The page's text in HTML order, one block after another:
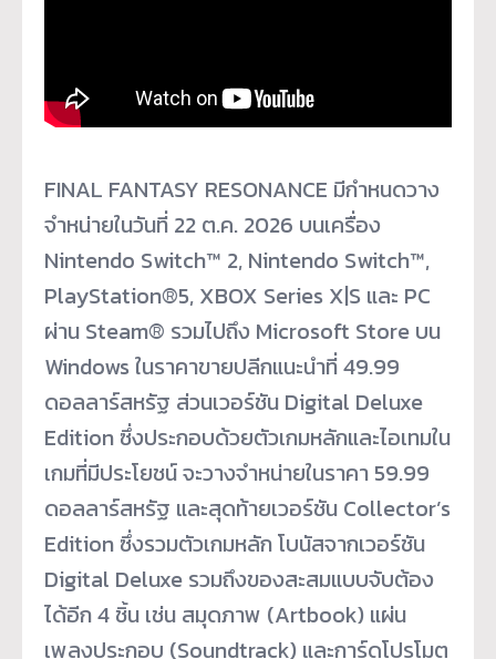
FINAL FANTASY RESONANCE มีกำหนดวาง
จำหน่ายในวันที่ 22 ต.ค. 2026 บนเครื่อง
Nintendo Switch™ 2, Nintendo Switch™,
PlayStation®5, XBOX Series X|S และ PC
ผ่าน Steam® รวมไปถึง Microsoft Store บน
Windows ในราคาขายปลีกแนะนำที่ 49.99
ดอลลาร์สหรัฐ ส่วนเวอร์ชัน Digital Deluxe
Edition ซึ่งประกอบด้วยตัวเกมหลักและไอเทมใน
เกมที่มีประโยชน์ จะวางจำหน่ายในราคา 59.99
ดอลลาร์สหรัฐ และสุดท้ายเวอร์ชัน Collector’s
Edition ซึ่งรวมตัวเกมหลัก โบนัสจากเวอร์ชัน
Digital Deluxe รวมถึงของสะสมแบบจับต้อง
ได้อีก 4 ชิ้น เช่น สมุดภาพ (Artbook) แผ่น
เพลงประกอบ (Soundtrack) และการ์ดโปรโมต